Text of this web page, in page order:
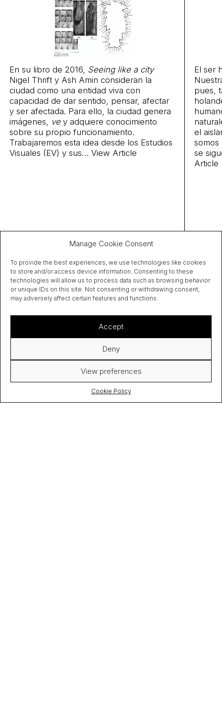
Manage Cookie Consent
To provide the best experiences, we use technologies like cookies
to store and/or access device information. Consenting to these
technologies will allow us to process data such as browsing behavior
or unique IDs on this site. Not consenting or withdrawing consent,
may adversely affect certain features and functions.
Accept
Deny
View preferences
Cookie Policy
En su libro de 2016, Seeing like a city
Nigel Thrift y Ash Amin consideran la
ciudad como una entidad viva con
capacidad de dar sentido, pensar, afectar
y ser afectada. Para ello, la ciudad genera
imágenes,
vey adquiere conocimiento
sobre su propio funcionamiento.
Trabajaremos esta idea desde los Estudios
Visuales (EV) y sus…View Article
El ser
pues,
el
somos
se
Article